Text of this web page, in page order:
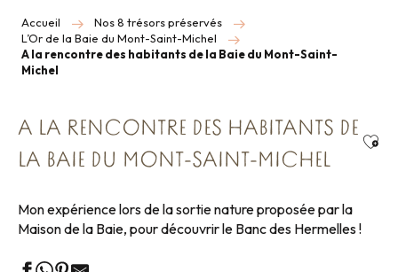
Accueil
Nos 8 trésors préservés
L’Or de la Baie du Mont-Saint-Michel
A la rencontre des habitants de la Baie du Mont-Saint-
Michel
A LA RENCONTRE DES HABITANTS DE
LA BAIE DU MONT-SAINT-MICHEL
Mon expérience lors de la sortie nature proposée par la
Maison de la Baie, pour découvrir le Banc des Hermelles !